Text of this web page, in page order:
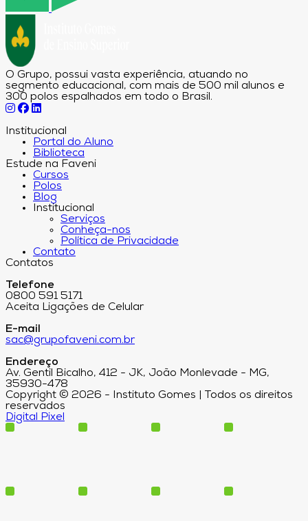
O Grupo, possui vasta experiência, atuando no
segmento educacional, com mais de 500 mil alunos e
300 polos espalhados em todo o Brasil.
Institucional
Portal do Aluno
Biblioteca
Estude na Faveni
Cursos
Polos
Blog
Institucional
Serviços
Conheça-nos
Política de Privacidade
Contato
Contatos
Telefone
0800 591 5171
Aceita Ligações de Celular
E-mail
sac@grupofaveni.com.br
Endereço
Av. Gentil Bicalho, 412 - JK, João Monlevade - MG,
35930-478
Copyright © 2026 - Instituto Gomes | Todos os direitos
reservados
Digital Pixel